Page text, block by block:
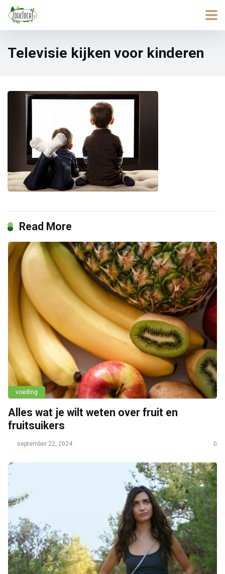
Televisie kijken voor kinderen
Read More
voeding
Alles wat je wilt weten over fruit en
fruitsuikers
september 22, 2024 0